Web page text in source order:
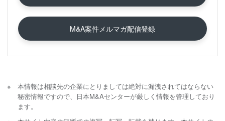
M&A案件メルマガ配信登録
本情報は相談先の企業にとりましては絶対に漏洩されてはならない
秘密情報ですので、日本M&Aセンターが厳しく情報を管理しており
ます。